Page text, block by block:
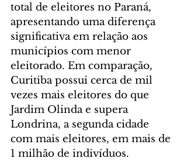
total de eleitores no Paraná,
apresentando uma diferença
significativa em relação aos
municípios com menor
eleitorado. Em comparação,
Curitiba possui cerca de mil
vezes mais eleitores do que
Jardim Olinda e supera
Londrina, a segunda cidade
com mais eleitores, em mais de
1 milhão de indivíduos.